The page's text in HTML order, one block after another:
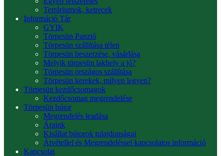
Terráriumok, ketrecek
Információ Tár
GYIK
Törpesün Panzió
Törpesün szállítása télen
Törpesün beszerzése, vásárlása
Melyik törpesün lakhely a jó?
Törpesün országos szállítása
Törpesün kerekek, milyen legyen?
Törpesün kezdőcsomagok
Kezdőcsomag megrendelése
Törpesün bútor
Megrendelés leadása
Áraink
Kisállat bútorok tulajdonságai
Átvétellel és Megrendeléssel kapcsolatos információ
Kapcsolat